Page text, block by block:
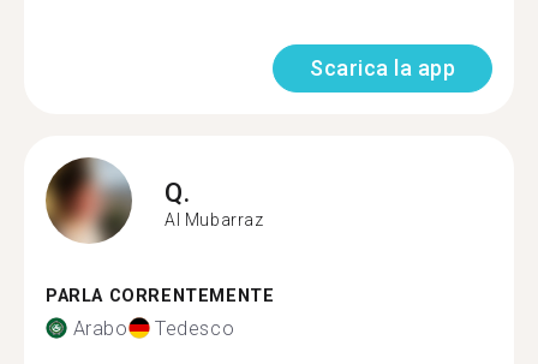
Scarica la app
Q.
Al Mubarraz
PARLA CORRENTEMENTE
Arabo Tedesco